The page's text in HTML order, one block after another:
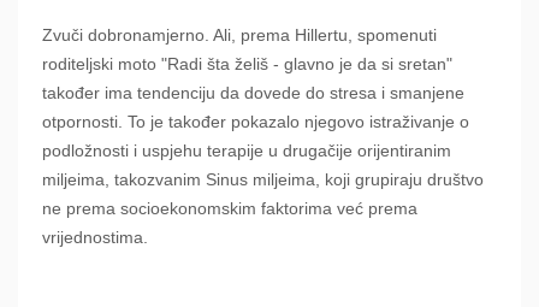
Zvuči dobronamjerno. Ali, prema Hillertu, spomenuti
roditeljski moto "Radi šta želiš - glavno je da si sretan"
također ima tendenciju da dovede do stresa i smanjene
otpornosti. To je također pokazalo njegovo istraživanje o
podložnosti i uspjehu terapije u drugačije orijentiranim
miljeima, takozvanim Sinus miljeima, koji grupiraju društvo
ne prema socioekonomskim faktorima već prema
vrijednostima.